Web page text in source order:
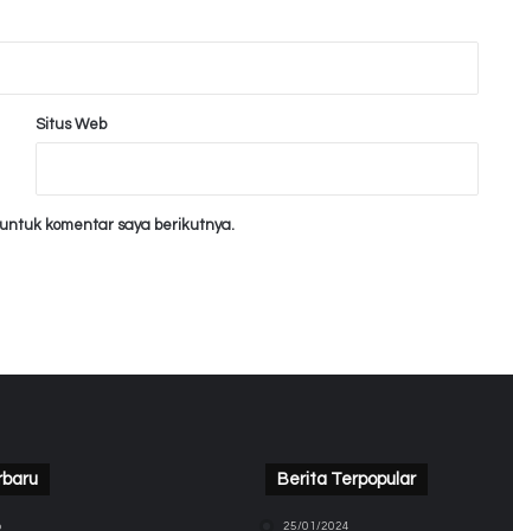
Situs Web
komentar saya berikutnya.
Berita Terpopular
25/01/2024